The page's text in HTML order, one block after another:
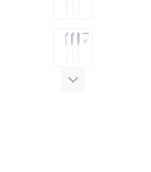
View larger image
View larger image